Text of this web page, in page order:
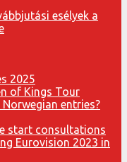
esélyek a
2025
entries?
start consultations
Eurovision 2023 in